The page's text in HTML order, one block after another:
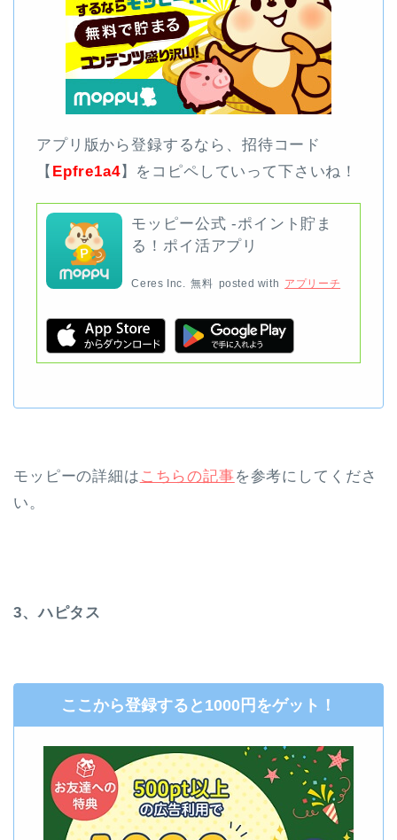
アプリ版から登録するなら、招待コード
【 Epfre1a4】をコピペしていって下さいね！
モッピー公式 -ポイント貯ま
る！ポイ活アプリ
Ceres Inc. 無料 posted with アプリーチ
モッピーの詳細は こちらの記事 を参考にしてくださ
い。
3、ハピタス
ここから登録すると1000円をゲット！